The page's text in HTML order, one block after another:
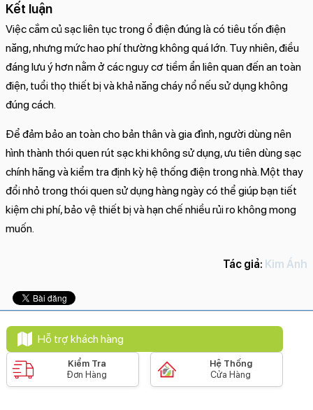
Kết luận
Việc cắm củ sạc liên tục trong ổ điện đúng là có tiêu tốn điện
năng, nhưng mức hao phí thường không quá lớn. Tuy nhiên, điều
đáng lưu ý hơn nằm ở các nguy cơ tiềm ẩn liên quan đến an toàn
điện, tuổi thọ thiết bị và khả năng cháy nổ nếu sử dụng không
đúng cách.
Để đảm bảo an toàn cho bản thân và gia đình, người dùng nên
hình thành thói quen rút sạc khi không sử dụng, ưu tiên dùng sạc
chính hãng và kiểm tra định kỳ hệ thống điện trong nhà. Một thay
đổi nhỏ trong thói quen sử dụng hàng ngày có thể giúp bạn tiết
kiệm chi phí, bảo vệ thiết bị và hạn chế nhiều rủi ro không mong
muốn.
Tác giả: Kim Ánh
Hỗ trợ khách hàng
Kiểm Tra
Đơn Hàng
Hệ Thống
Cửa Hàng